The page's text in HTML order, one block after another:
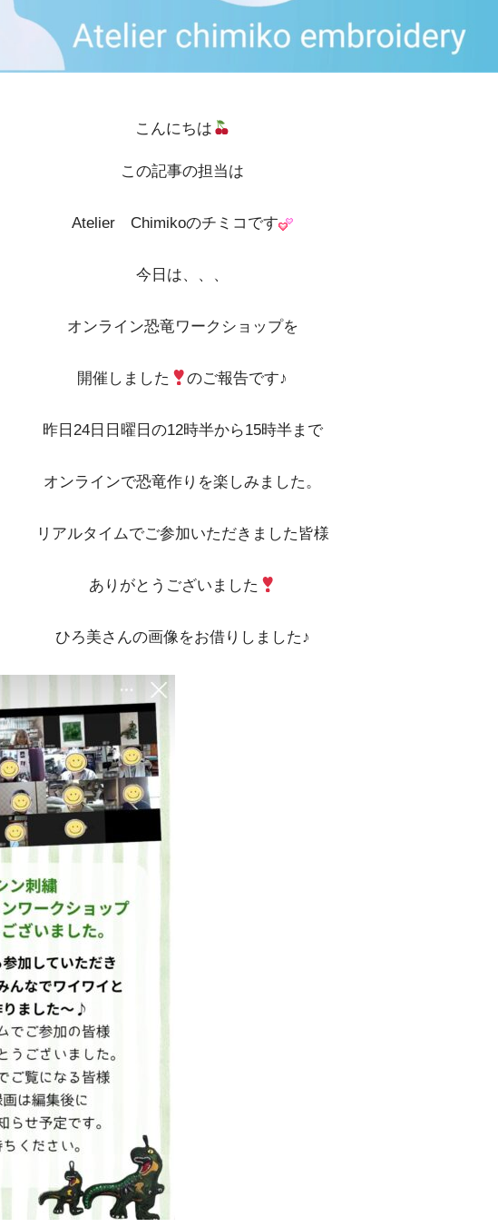
こんにちは
この記事の担当は
Atelier Chimikoのチミコです
今日は、、、
オンライン恐竜ワークショップを
開催しました のご報告です♪
昨日24日日曜日の12時半から15時半まで
オンラインで恐竜作りを楽しみました。
リアルタイムでご参加いただきました皆様
ありがとうございました
ひろ美さんの画像をお借りしました♪